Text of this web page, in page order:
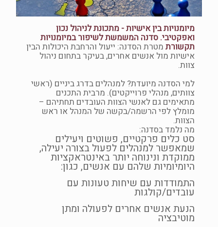
מיומנויות בין אישיות - מתכונת לניהול נכון
ואפקטיבי. סדנה המשמשת לשיפור במיומנויות
תקשורת מטרת הסדנה: ייעול והרחבת היכולות הבין
אישיות מול אנשים אחרים, בעיקר בתחום ניהול
צוות.
למי הסדנה מיועדת? למנהלים בדרג ביניים (ראשי
צוותים, מנהלי פרוייקטים). מרבית התכנים
מתאימים גם לאנשי הצוות העובדים תחתיהם –
מומלץ לפי הרשמה/בקשה של המנהל או ראש
הצוות.
מה נלמד בסדנה:
סט כלים פרקטיים, פשוטים ויעילים
שמאפשר למנהלים לפעול בצורה יעילה,
ממוקדת ונינוחה יותר באינטראקציות
היומיומיות שלהם עם אנשים, כגון:
התמודדות עם שיחות טעונות עם
עובדים/קולגות
הנעת אנשים אחרים לפעולה ומתן
מוטיבציה